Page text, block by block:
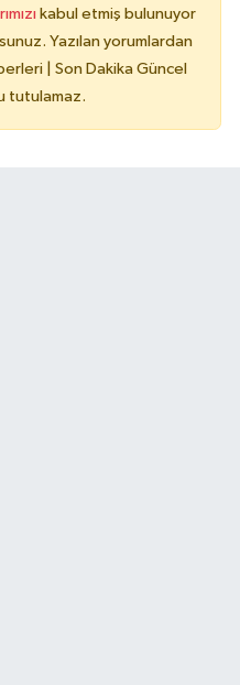
kabul etmiş bulunuyor
Yazılan yorumlardan
| Son Dakika Güncel
tutulamaz.